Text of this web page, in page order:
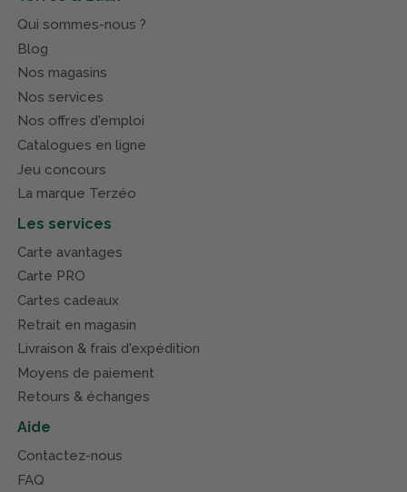
Qui sommes-nous ?
Blog
Nos magasins
Nos services
Nos offres d'emploi
Catalogues en ligne
Jeu concours
La marque Terzéo
Les services
Carte avantages
Carte PRO
Cartes cadeaux
Retrait en magasin
Livraison & frais d'expédition
Moyens de paiement
Retours & échanges
Aide
Contactez-nous
FAQ